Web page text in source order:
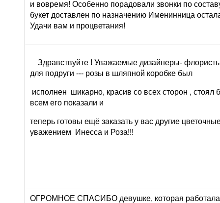
и вовремя! Особенно порадовали звонки по
букет доставлен по назначению Именинница
Удачи вам и процветания!
Здравствуйте ! Уважаемые дизайнеры-
для подруги --- розы в шляпной коробке был
исполнен шикарно, красив со всех сторон ,
всем его показали и
теперь готовы ещё заказать у вас другие
уважением Инесса и Роза!!!
ОГРОМНОЕ СПАСИБО девушке, которая работала